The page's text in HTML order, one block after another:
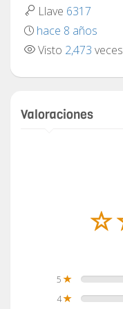
Llave 6317
hace 8 años
Visto 2,473 veces
Valoraciones
5
4